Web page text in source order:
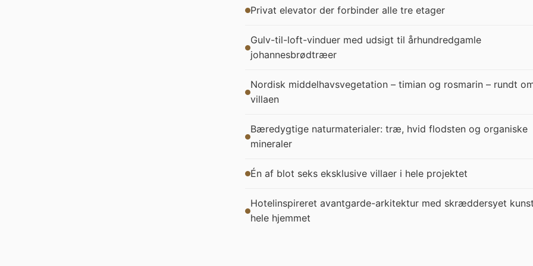
Privat elevator der forbinder alle tre etager
Gulv-til-loft-vinduer med udsigt til århundredgamle
johannesbrødtræer
Nordisk middelhavsvegetation – timian og rosmarin – rundt
villaen
Bæredygtige naturmaterialer: træ, hvid flodsten og organiske
mineraler
Én af blot seks eksklusive villaer i hele projektet
Hotelinspireret avantgarde-arkitektur med skræddersyet
hele hjemmet